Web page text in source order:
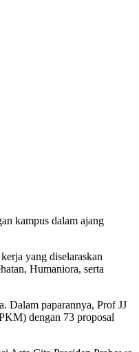
kampus dalam ajang
yang diselaraskan
Humaniora, serta
Dalam paparannya, Prof JJ
dengan 73 proposal